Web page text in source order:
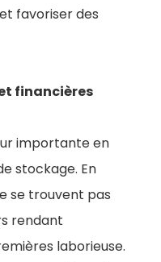
favoriser des
financières
importante en
stockage. En
se trouvent pas
rendant
laborieuse.